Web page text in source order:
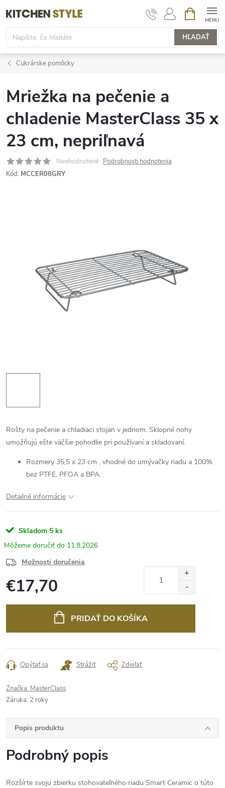
na
obsah
HĽADAŤ
KOŠÍK
Cukrárske pomôcky
Mriežka na pečenie a
chladenie MasterClass 35 x
23 cm, nepriľnavá
Neohodnotené Podrobnosti hodnotenia
Kód: MCCER08GRY
Rošty na pečenie a chladiaci stojan v jednom. Sklopné nohy
umožňujú ešte väčšie pohodlie pri používaní a skladovaní.
Rozmery 35,5 x 23 cm , vhodné do umývačky riadu a 100%
bez PTFE, PFOA a BPA.
Detailné informácie
Skladom 5 ks
11.8.2026
Možnosti doručenia
€17,70
PRIDAŤ DO KOŠÍKA
Opýtať sa Strážiť Zdieľať
Značka: MasterClass
Záruka: 2 roky
Popis produktu
Podrobný popis
Rozšírte svoju zbierku stohovateľného riadu Smart Ceramic o túto